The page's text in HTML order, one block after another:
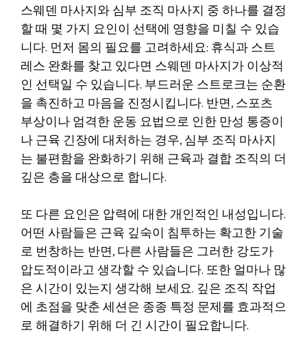
스웨덴 마사지와 심부 조직 마사지 중 하나를 결정
할 때 몇 가지 요인이 선택에 영향을 미칠 수 있습
니다. 먼저 몸의 필요를 고려하세요: 휴식과 스트
레스 완화를 찾고 있다면 스웨덴 마사지가 이상적
인 선택일 수 있습니다. 부드러운 스트로크는 순환
을 촉진하고 마음을 진정시킵니다. 반면, 스포츠
부상이나 엄격한 운동 요법으로 인한 만성 통증이
나 근육 긴장에 대처하는 경우, 심부 조직 마사지
는 불편함을 완화하기 위해 근육과 결합 조직의 더
깊은 층을 대상으로 합니다.
또 다른 요인은 압력에 대한 개인적인 내성입니다.
어떤 사람들은 근육 깊숙이 침투하는 확고한 기술
로 번창하는 반면, 다른 사람들은 그러한 강도가
압도적이라고 생각할 수 있습니다. 또한 얼마나 많
은 시간이 있는지 생각해 보세요. 깊은 조직 작업
에 초점을 맞춘 세션은 종종 특정 문제를 효과적으
로 해결하기 위해 더 긴 시간이 필요합니다.